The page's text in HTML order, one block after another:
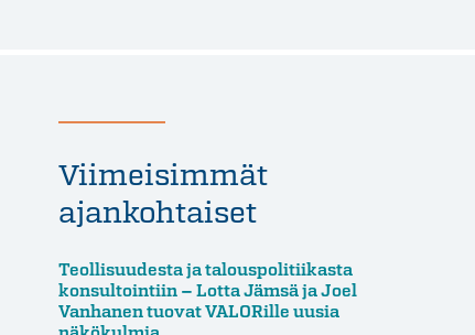
Viimeisimmät
ajankohtaiset
Teollisuudesta ja talouspolitiikasta
konsultointiin – Lotta Jämsä ja Joel
Vanhanen tuovat VALORille uusia